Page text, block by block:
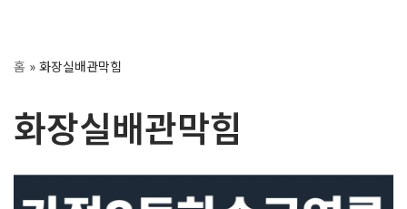
텐
로
너
뛰
홈 » 화장실배관막힘
화장실배관막힘